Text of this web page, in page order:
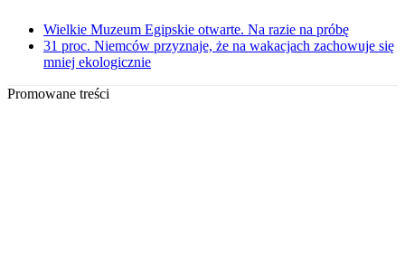
Wielkie Muzeum Egipskie otwarte. Na razie na próbę
31 proc. Niemców przyznaje, że na wakacjach zachowuje się
mniej ekologicznie
Promowane treści